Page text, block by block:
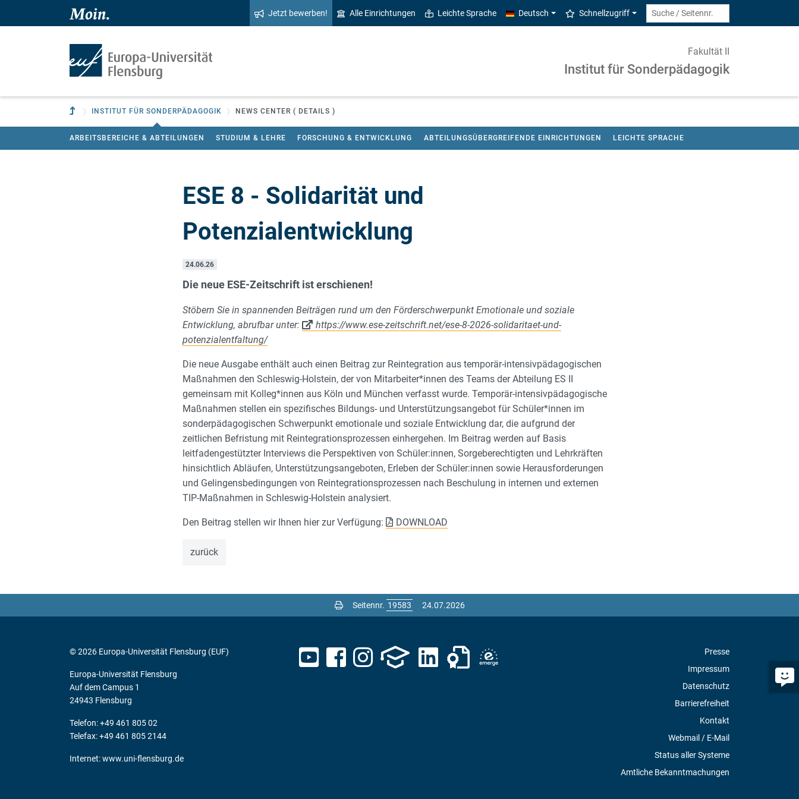
Zum Hauptinhalt springen
Zur Navigation springen
Jetzt bewerben! Alle Einrichtungen Leichte Sprache Deutsch Schnellzugriff
Fakultät II
Institut für Sonderpädagogik
Zur übergeordneten Einrichtung
INSTITUT FÜR SONDERPÄDAGOGIK NEWS CENTER ( DETAILS )
ARBEITSBEREICHE & ABTEILUNGEN STUDIUM & LEHRE FORSCHUNG & ENTWICKLUNG ABTEILUNGSÜBERGREIFENDE EINRICHTUNGEN LEICHTE SPRACHE
ESE 8 - Solidarität und
Potenzialentwicklung
24.06.26
Die neue ESE-Zeitschrift ist erschienen!
Stöbern Sie in spannenden Beiträgen rund um den Förderschwerpunkt Emotionale und soziale
Entwicklung, abrufbar unter:
https://www.ese-zeitschrift.net/ese-8-2026-solidaritaet-und-
potenzialentfaltung/
Die neue Ausgabe enthält auch einen Beitrag zur Reintegration aus temporär-intensivpädagogischen
Maßnahmen den Schleswig-Holstein, der von Mitarbeiter*innen des Teams der Abteilung ES II
gemeinsam mit Kolleg*innen aus Köln und München verfasst wurde. Temporär-intensivpädagogische
Maßnahmen stellen ein spezifisches Bildungs- und Unterstützungsangebot für Schüler*innen im
sonderpädagogischen Schwerpunkt emotionale und soziale Entwicklung dar, die aufgrund der
zeitlichen Befristung mit Reintegrationsprozessen einhergehen. Im Beitrag werden auf Basis
leitfadengestützter Interviews die Perspektiven von Schüler:innen, Sorgeberechtigten und Lehrkräften
hinsichtlich Abläufen, Unterstützungsangeboten, Erleben der Schüler:innen sowie Herausforderungen
und Gelingensbedingungen von Reintegrationsprozessen nach Beschulung in internen und externen
TIP-Maßnahmen in Schleswig-Holstein analysiert.
Den Beitrag stellen wir Ihnen hier zur Verfügung: DOWNLOAD
zurück
Seitennr. 24.07.2026
Presse
Impressum
Datenschutz
Barrierefreiheit
Kontakt
Webmail / E-Mail
Status aller Systeme
Amtliche Bekanntmachungen
© 2026 Europa-Universität Flensburg (EUF)
Europa-Universität Flensburg
Auf dem Campus 1
24943 Flensburg
Telefon: +49 461 805 02
Telefax: +49 461 805 2144
Internet:www.uni-flensburg.de